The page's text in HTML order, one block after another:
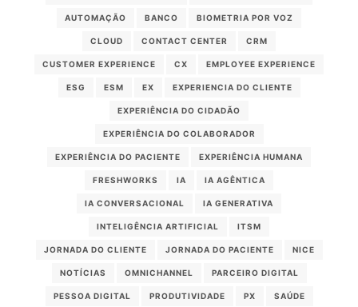
AUTOMAÇÃO BANCO BIOMETRIA POR VOZ
CLOUD CONTACT CENTER CRM
CUSTOMER EXPERIENCE CX EMPLOYEE EXPERIENCE
ESG ESM EX EXPERIENCIA DO CLIENTE
EXPERIÊNCIA DO CIDADÃO
EXPERIÊNCIA DO COLABORADOR
EXPERIÊNCIA DO PACIENTE EXPERIÊNCIA HUMANA
FRESHWORKS IA IA AGÊNTICA
IA CONVERSACIONAL IA GENERATIVA
INTELIGÊNCIA ARTIFICIAL ITSM
JORNADA DO CLIENTE JORNADA DO PACIENTE NICE
NOTÍCIAS OMNICHANNEL PARCEIRO DIGITAL
PESSOA DIGITAL PRODUTIVIDADE PX SAÚDE